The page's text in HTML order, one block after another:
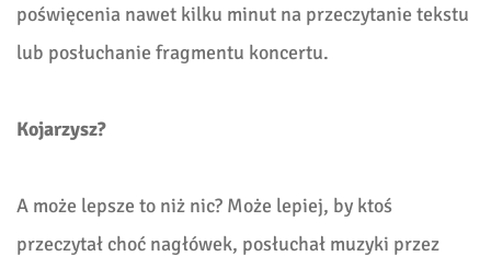
poświęcenia nawet kilku minut na przeczytanie tekstu
lub posłuchanie fragmentu koncertu.
Kojarzysz?
A może lepsze to niż nic? Może lepiej, by ktoś
przeczytał choć nagłówek, posłuchał muzyki przez